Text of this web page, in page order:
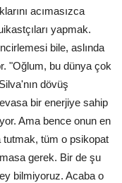
acımasızca
yapmak.
bile, aslında
"Oğlum, bu dünya çok
dövüş
bir enerjiye sahip
Ama bence onun en
tutmak, tüm o psikopat
gerek. Bir de şu
bilmiyoruz. Acaba o